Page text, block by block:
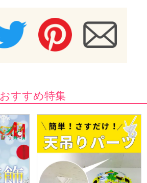
おすすめ特集